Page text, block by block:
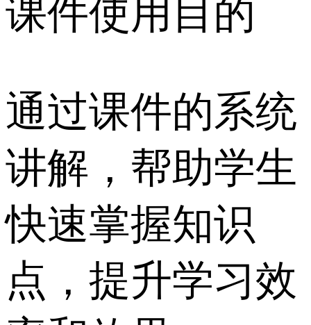
课件使用目的
通过课件的系统
讲解，帮助学生
快速掌握知识
点，提升学习效